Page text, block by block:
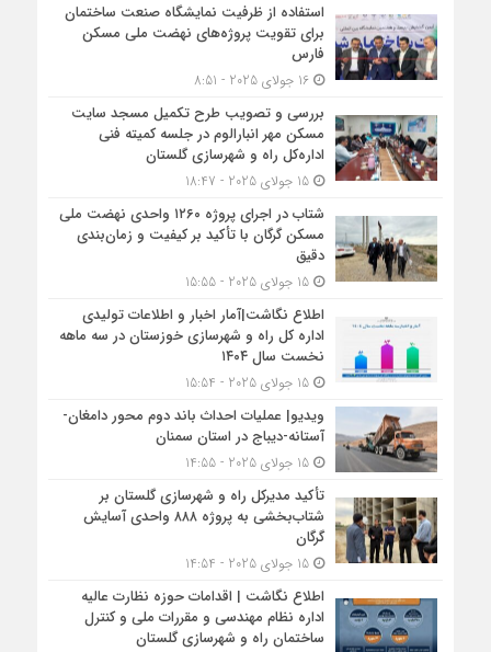
استفاده از ظرفیت نمایشگاه صنعت ساختمان
برای تقویت پروژه‌های نهضت ملی مسکن
فارس
16 جولای 2025 - 8:51
بررسی و تصویب طرح تکمیل مسجد سایت
مسکن مهر انبارالوم در جلسه کمیته فنی
اداره‌کل راه و شهرسازی گلستان
15 جولای 2025 - 18:47
شتاب در اجرای پروژه ۱۲۶۰ واحدی نهضت ملی
مسکن گرگان با تأکید بر کیفیت و زمان‌بندی
دقیق
15 جولای 2025 - 15:55
اطلاع نگاشت|آمار اخبار و اطلاعات تولیدی
اداره کل راه و شهرسازی خوزستان در سه ماهه
نخست سال ۱۴۰۴
15 جولای 2025 - 15:54
ویدیو| عملیات احداث باند دوم محور دامغان-
آستانه-دیباج در استان سمنان
15 جولای 2025 - 14:55
تأکید مدیرکل راه و شهرسازی گلستان بر
شتاب‌بخشی به پروژه ۸۸۸ واحدی آسایش
گرگان
15 جولای 2025 - 14:54
اطلاع نگاشت | اقدامات حوزه نظارت عالیه
اداره نظام مهندسی و مقررات ملی و کنترل
ساختمان راه و شهرسازی گلستان